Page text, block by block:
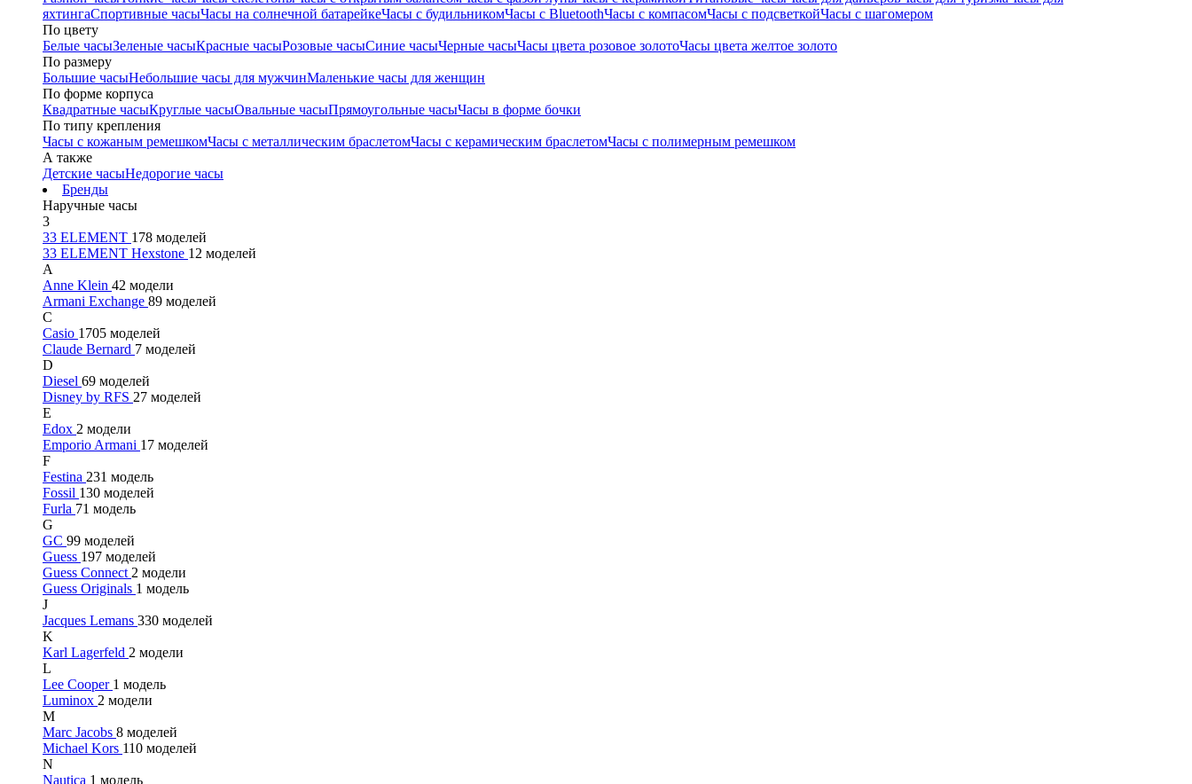
яхтингаСпортивные часыЧасы на солнечной батарейкеЧасы с будильникомЧасы с BluetoothЧасы с компасомЧасы с подсветкойЧасы с шагомером
По цвету
Белые часыЗеленые часыКрасные часыРозовые часыСиние часыЧерные часыЧасы цвета розовое золотоЧасы цвета желтое золото
По размеру
Большие часыНебольшие часы для мужчинМаленькие часы для женщин
По форме корпуса
Квадратные часыКруглые часыОвальные часыПрямоугольные часыЧасы в форме бочки
По типу крепления
Часы с кожаным ремешкомЧасы с металлическим браслетомЧасы с керамическим браслетомЧасы с полимерным ремешком
А также
Детские часыНедорогие часы
Бренды
Наручные часы
3
33 ELEMENT 178 моделей
33 ELEMENT Hexstone 12 моделей
A
Anne Klein 42 модели
Armani Exchange 89 моделей
C
Casio 1705 моделей
Claude Bernard 7 моделей
D
Diesel 69 моделей
Disney by RFS 27 моделей
E
Edox 2 модели
Emporio Armani 17 моделей
F
Festina 231 модель
Fossil 130 моделей
Furla 71 модель
G
GC 99 моделей
Guess 197 моделей
Guess Connect 2 модели
Guess Originals 1 модель
J
Jacques Lemans 330 моделей
K
Karl Lagerfeld 2 модели
L
Lee Cooper 1 модель
Luminox 2 модели
M
Marc Jacobs 8 моделей
Michael Kors 110 моделей
N
Nautica 1 модель